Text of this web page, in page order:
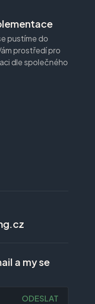
pustíme do
prostředí pro
dle společného
a my se
ODESLAT